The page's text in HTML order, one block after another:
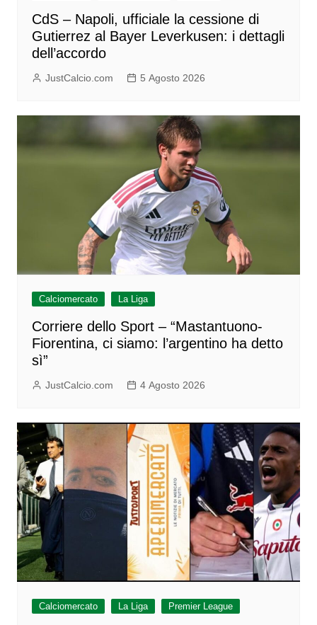
CdS – Napoli, ufficiale la cessione di
Gutierrez al Bayer Leverkusen: i dettagli
dell’accordo
JustCalcio.com 5 Agosto 2026
Calciomercato La Liga
Corriere dello Sport – “Mastantuono-
Fiorentina, ci siamo: l’argentino ha detto
sì”
JustCalcio.com 4 Agosto 2026
Calciomercato La Liga Premier League